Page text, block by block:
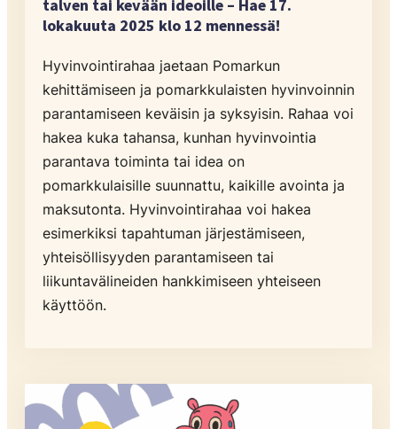
talven tai kevään ideoille – Hae 17.
lokakuuta 2025 klo 12 mennessä!
Hyvinvointirahaa jaetaan Pomarkun
kehittämiseen ja pomarkkulaisten hyvinvoinnin
parantamiseen keväisin ja syksyisin. Rahaa voi
hakea kuka tahansa, kunhan hyvinvointia
parantava toiminta tai idea on
pomarkkulaisille suunnattu, kaikille avointa ja
maksutonta. Hyvinvointirahaa voi hakea
esimerkiksi tapahtuman järjestämiseen,
yhteisöllisyyden parantamiseen tai
liikuntavälineiden hankkimiseen yhteiseen
käyttöön.